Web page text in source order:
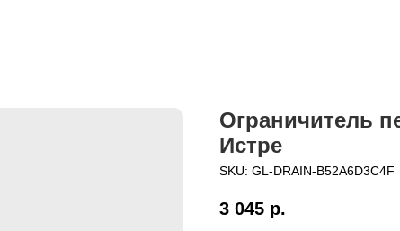
Ограничитель
Истре
SKU: GL-DRAIN-B52A6D3C4F
3 045 р.